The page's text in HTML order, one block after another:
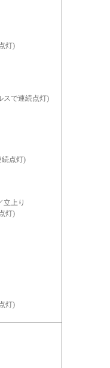
灯)
スで連続点灯)
点灯)
上り
灯)
灯)